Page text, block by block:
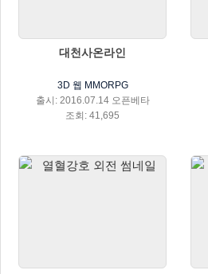
대천사온라인
3D 웹 MMORPG
출시: 2016.07.14 오픈베타
조회: 41,695